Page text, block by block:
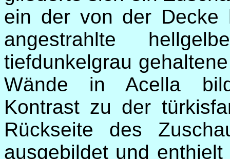
ein der von der Decke
angestrahlte
tiefdunkelgrau
Wände in Acella
Kontrast zu der
Rückseite des
ausgebildet und